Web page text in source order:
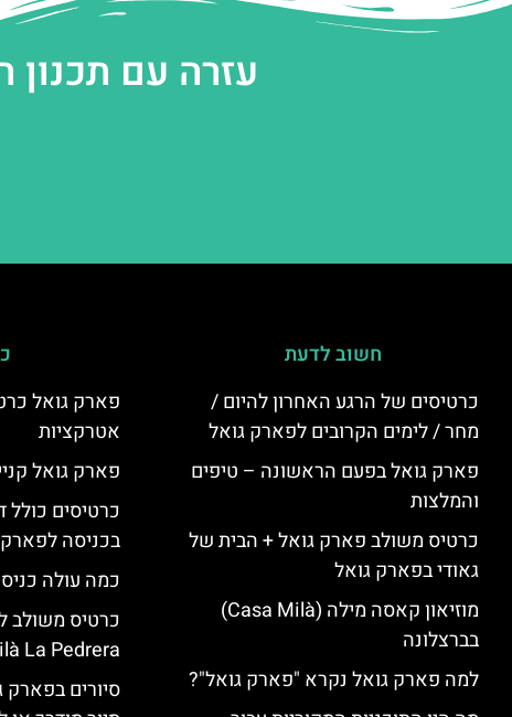
עזרה עם
חשוב לדעת
כרטיסים של הרגע האחרון להיום /
מחר / לימים הקרובים לפארק גואל
פארק גואל בפעם הראשונה – טיפים
והמלצות
כרטיס משולב פארק גואל + הבית של
גאודי בפארק גואל
מוזיאון קאסה מילה (Casa Milà)
בברצלונה
למה פארק גואל נקרא "פארק גואל"?
פארק גואל
אטרקציות
פארק גואל
כרטיסים כולל
בכניסה
כמה עולה
La Pedrera
סיורים